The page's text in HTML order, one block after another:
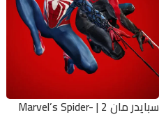
سبايدر مان 2 | Marvel’s Spider-